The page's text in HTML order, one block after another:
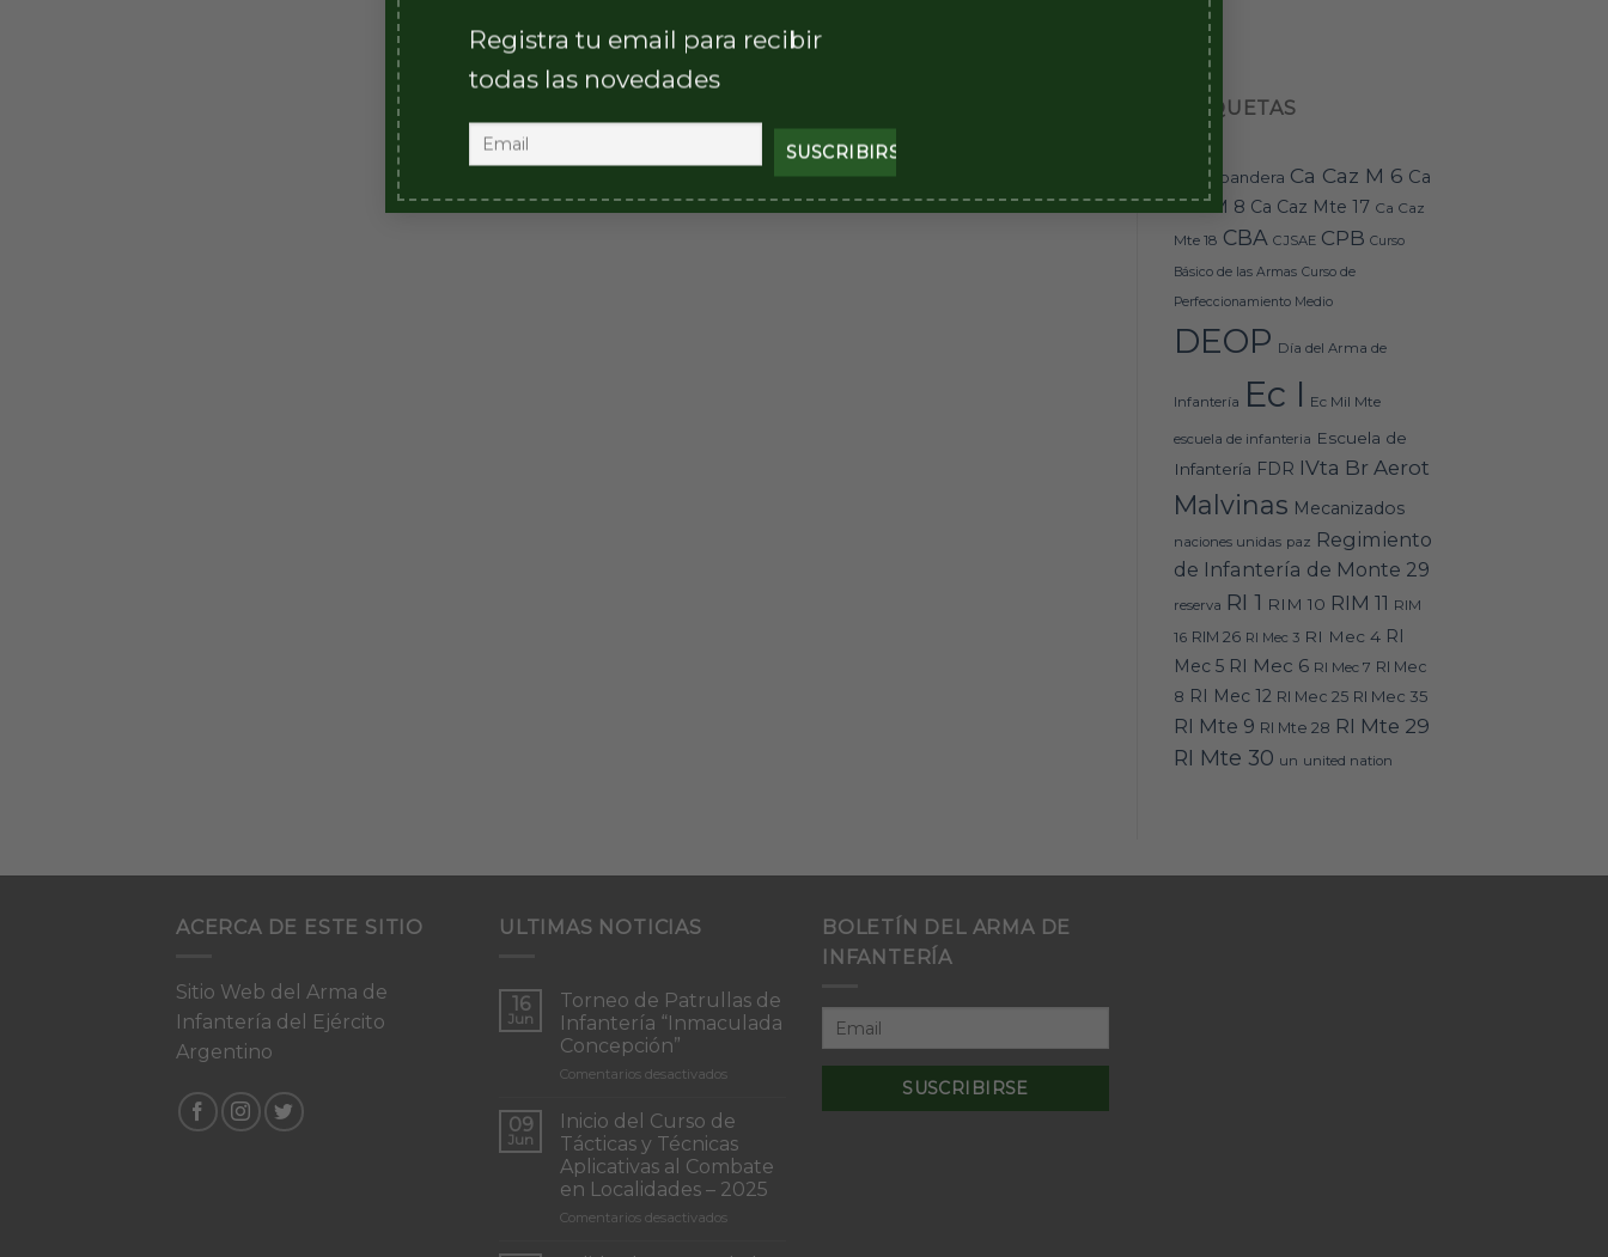
Registra tu email para recibir
todas las novedades
ETIQUETAS
BAI-11 bandera Ca Caz M 6 Ca
Caz M 8 Ca Caz Mte 17 Ca Caz
Mte 18 CBA CJSAE CPB Curso
Básico de las Armas Curso de
Perfeccionamiento Medio
DEOP Día del Arma de
Infantería Ec I Ec Mil Mte
escuela de infanteria Escuela de
Infantería FDR IVta Br Aerot
Malvinas Mecanizados
naciones unidas paz Regimiento
de Infantería de Monte 29
reserva RI 1 RIM 10 RIM 11 RIM
16 RIM 26 RI Mec 3 RI Mec 4 RI
Mec 5 RI Mec 6 RI Mec 7 RI Mec
8 RI Mec 12 RI Mec 25 RI Mec 35
RI Mte 9 RI Mte 28 RI Mte 29
RI Mte 30 un united nation
ACERCA DE ESTE SITIO
Sitio Web del Arma de
Infantería del Ejército
Argentino
ULTIMAS NOTICIAS
16
Jun
Torneo de Patrullas de
Infantería “Inmaculada
Concepción”
Comentarios desactivadosen
de
de
Infantería
“Inmaculada
09
Jun
Inicio del Curso de
Tácticas y Técnicas
Aplicativas al Combate
en Localidades – 2025
Comentarios desactivadosen
BOLETÍN DEL ARMA DE
INFANTERÍA